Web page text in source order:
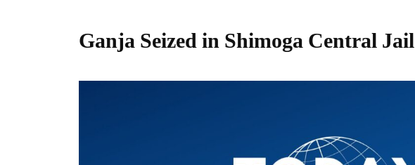
Ganja Seized in Shimoga Central Jail